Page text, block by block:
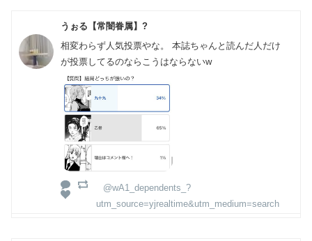
うぉる【常闇眷属】?
相変わらず人気投票やな。 本誌ちゃんと読んだ人だけ
が投票してるのならこうはならないw
@wA1_dependents_?
utm_source=yjrealtime&utm_medium=search